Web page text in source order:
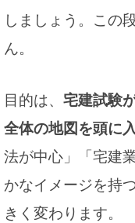
しましょう。この
ん。
目的は、 宅建試験
全体の地図を頭に
法が中心」「宅建
かなイメージを持
きく変わります。